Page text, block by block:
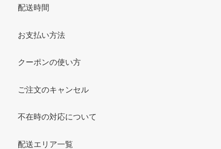
配送時間
お支払い方法
クーポンの使い方
ご注文のキャンセル
不在時の対応について
配送エリア一覧